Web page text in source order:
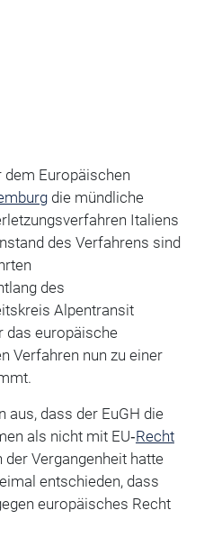
dem Europäischen
die mündliche
Italiens
des Verfahrens sind
des
Alpentransit
das europäische
Verfahren nun zu einer
aus, dass der EuGH die
als nicht mit EU‑Recht
Vergangenheit hatte
entschieden, dass
europäisches Recht